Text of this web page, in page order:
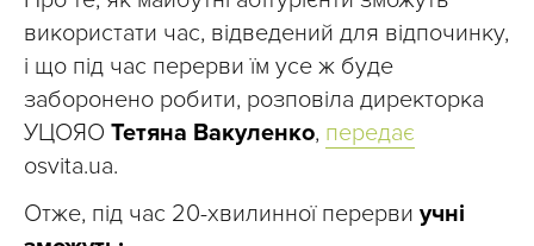
використати час, відведений для відпочинку,
і що під час перерви їм усе ж буде
заборонено робити, розповіла директорка
УЦОЯО Тетяна Вакуленко, передає
osvita.ua.
Отже, під час 20-хвилинної перерви учні